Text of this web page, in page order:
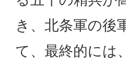
き、北条軍の後
て、最終的には